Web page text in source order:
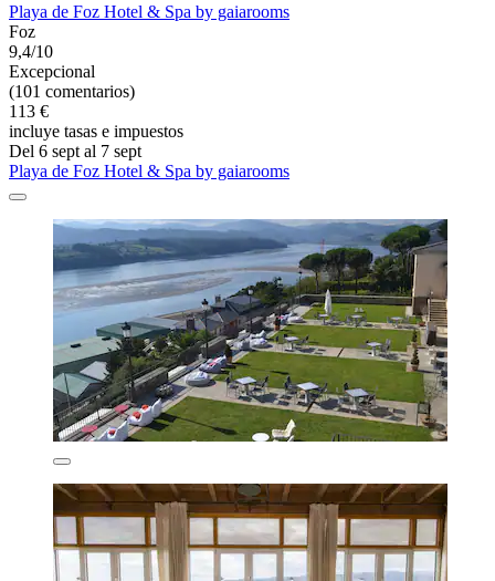
Playa de Foz Hotel & Spa by gaiarooms
Foz
9,4/10
Excepcional
(101 comentarios)
113 €
incluye tasas e impuestos
Del 6 sept al 7 sept
Playa de Foz Hotel & Spa by gaiarooms